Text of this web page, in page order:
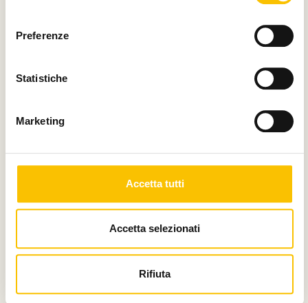
Preferenze
Statistiche
Marketing
Accetta tutti
Accetta selezionati
Rifiuta
Partner